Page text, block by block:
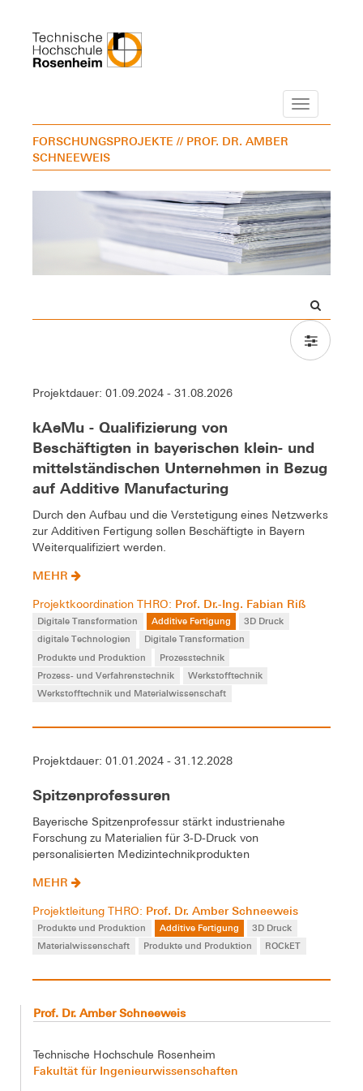
Navigation
FORSCHUNGSPROJEKTE // PROF. DR. AMBER
SCHNEEWEIS
Projektdauer: 01.09.2024 - 31.08.2026
kAeMu - Qualifizierung von
Beschäftigten in bayerischen klein- und
mittelständischen Unternehmen in Bezug
auf Additive Manufacturing
Durch den Aufbau und die Verstetigung eines Netzwerks
zur Additiven Fertigung sollen Beschäftigte in Bayern
Weiterqualifiziert werden.
MEHR
Projektkoordination THRO: Prof. Dr.-Ing. Fabian Riß
Digitale Transformation Additive Fertigung
3D Druck
digitale Technologien
Digitale Transformation
Produkte und Produktion
Prozesstechnik
Prozess- und Verfahrenstechnik
Werkstofftechnik
Werkstofftechnik und Materialwissenschaft
Projektdauer: 01.01.2024 - 31.12.2028
Spitzenprofessuren
Bayerische Spitzenprofessur stärkt industrienahe
Forschung zu Materialien für 3-D-Druck von
personalisierten Medizintechnikprodukten
MEHR
Projektleitung THRO: Prof. Dr. Amber Schneeweis
Produkte und Produktion Additive Fertigung
3D Druck
Materialwissenschaft
Produkte und Produktion ROCkET
Prof. Dr. Amber Schneeweis
Technische Hochschule Rosenheim
Fakultät für Ingenieurwissenschaften